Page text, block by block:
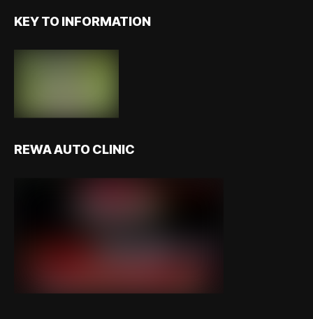
KEY TO INFORMATION
REWA AUTO CLINIC